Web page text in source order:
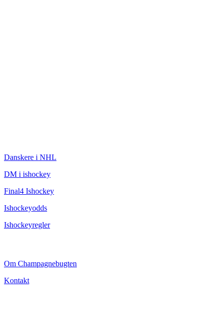
Danskere i NHL
DM i ishockey
Final4 Ishockey
Ishockeyodds
Ishockeyregler
Om Champagnebugten
Kontakt